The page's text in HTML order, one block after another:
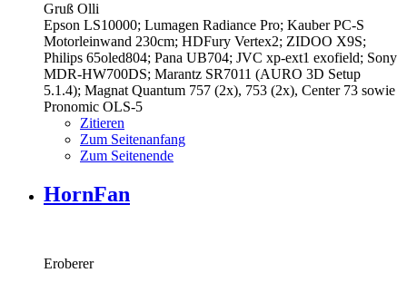
Gruß Olli
Epson LS10000; Lumagen Radiance Pro; Kauber PC-S
Motorleinwand 230cm; HDFury Vertex2; ZIDOO X9S;
Philips 65oled804; Pana UB704; JVC xp-ext1 exofield; Sony
MDR-HW700DS; Marantz SR7011 (AURO 3D Setup
5.1.4); Magnat Quantum 757 (2x), 753 (2x), Center 73 sowie
Pronomic OLS-5
Zitieren
Zum Seitenanfang
Zum Seitenende
HornFan
Eroberer